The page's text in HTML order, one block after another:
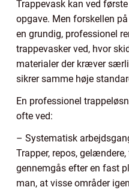
Trappevask kan ved
opgave. Men forskellen
en grundig, professionel
trappevasker ved, hvor
materialer der kræver
sikrer samme høje
En professionel
ofte ved:
– Systematisk
Trapper, repos,
gennemgås efter en fast
man, at visse områder